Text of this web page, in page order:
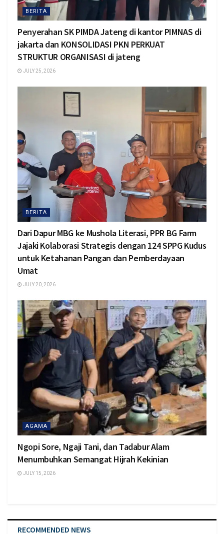
BERITA
Penyerahan SK PIMDA Jateng di kantor PIMNAS di
jakarta dan KONSOLIDASI PKN PERKUAT
STRUKTUR ORGANISASI di jateng
JULY 25, 2026
BERITA
Dari Dapur MBG ke Mushola Literasi, PPR BG Farm
Jajaki Kolaborasi Strategis dengan 124 SPPG Kudus
untuk Ketahanan Pangan dan Pemberdayaan
Umat
JULY 20, 2026
AGAMA
Ngopi Sore, Ngaji Tani, dan Tadabur Alam
Menumbuhkan Semangat Hijrah Kekinian
JULY 15, 2026
RECOMMENDED NEWS